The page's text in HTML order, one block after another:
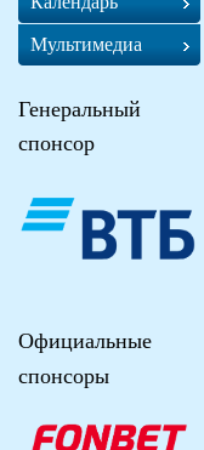
Мультимедиа
Генеральный
спонсор
Официальные
спонсоры